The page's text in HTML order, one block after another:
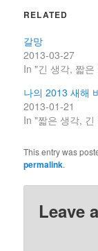
RELATED
갈망
2013-03-27
In "긴 생각, 짧은
나의 2013 새해
2013-01-21
In "짧은 생각, 긴
This entry was
permalink.
Leave